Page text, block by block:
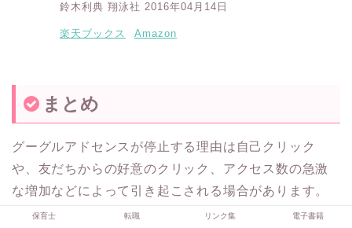
鈴木利典 翔泳社 2016年04月14日
楽天ブックス Amazon
まとめ
グーグルアドセンスが停止する理由は自己クリック
や、友だちからの好意のクリック、アクセス数の急激
な増加などによって引き起こされる場合があります。
保育士 転職 リンク集 電子書籍